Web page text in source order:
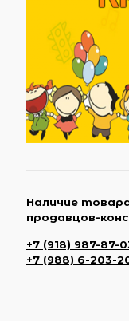
Наличие
продавцов-
+7 (918) 987-87-
+7 (988) 6-203-